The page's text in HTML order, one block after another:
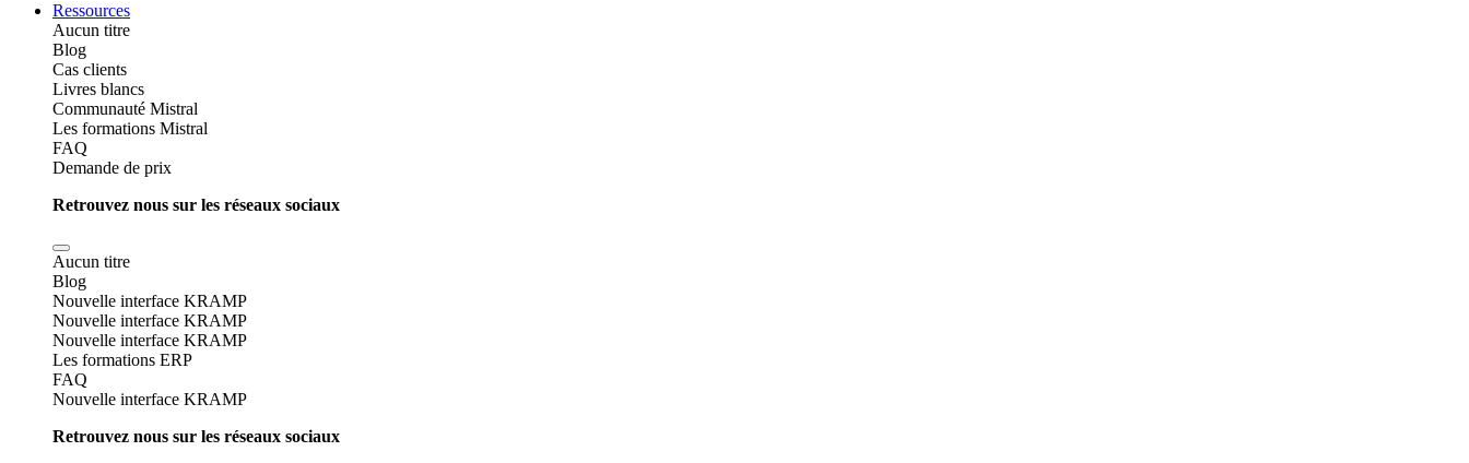
Ressources
Aucun titre
Blog
Cas clients
Livres blancs
Communauté Mistral
Les formations Mistral
FAQ
Demande de prix
Retrouvez nous sur les réseaux sociaux
Aucun titre
Blog
Nouvelle interface KRAMP
Nouvelle interface KRAMP
Nouvelle interface KRAMP
Les formations ERP
FAQ
Nouvelle interface KRAMP
Retrouvez nous sur les réseaux sociaux